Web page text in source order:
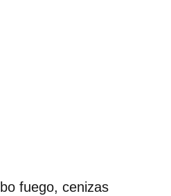
fuego, cenizas